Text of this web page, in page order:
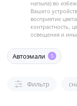
напыла) во
Вашего
восприятие
контрастность,
освещения и
Автоэмали 5
Фильтр